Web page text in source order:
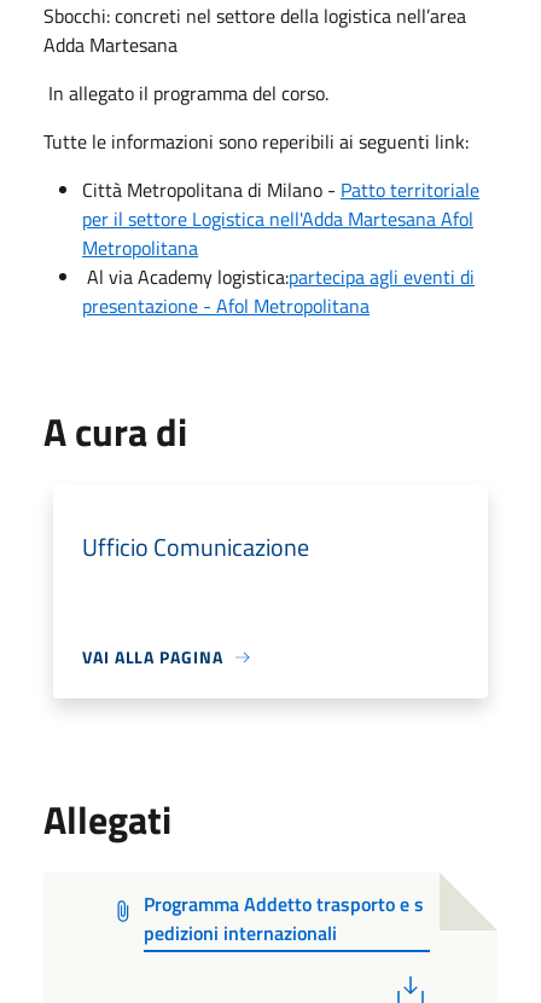
Sbocchi: concreti nel settore della logistica nell’area
Adda Martesana
In allegato il programma del corso.
Tutte le informazioni sono reperibili ai seguenti link:
Città Metropolitana di Milano - Patto territoriale
per il settore Logistica nell'Adda Martesana Afol
Metropolitana
Al via Academy logistica:partecipa agli eventi di
presentazione - Afol Metropolitana
A cura di
Ufficio Comunicazione
VAI ALLA PAGINA
Allegati
Programma Addetto trasporto e s
pedizioni internazionali